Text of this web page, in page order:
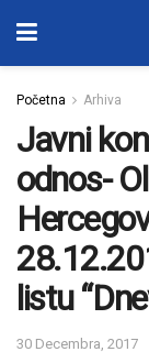
Početna Arhiva
Javni
odnos-
listu
30 Decembra, 2017